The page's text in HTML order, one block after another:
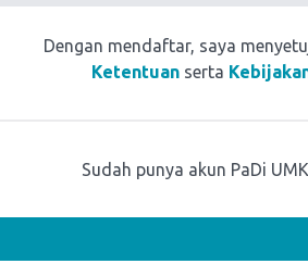
Dengan mendaftar, saya
Ketentuan serta
Sudah punya akun PaDi